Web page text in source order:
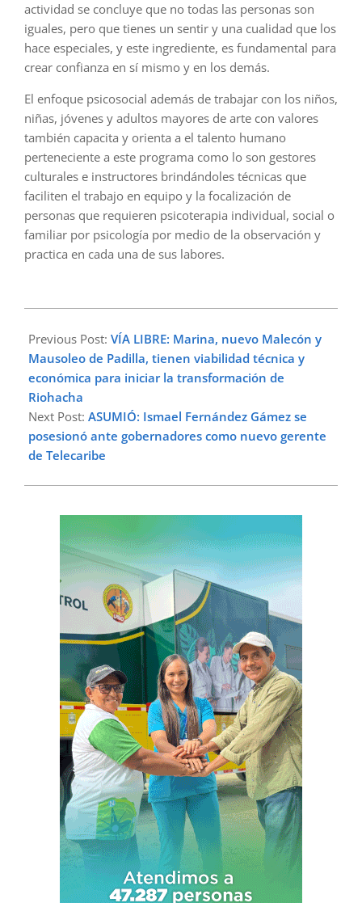
actividad se concluye que no todas las personas son
iguales, pero que tienes un sentir y una cualidad que los
hace especiales, y este ingrediente, es fundamental para
crear confianza en sí mismo y en los demás.
El enfoque psicosocial además de trabajar con los niños,
niñas, jóvenes y adultos mayores de arte con valores
también capacita y orienta a el talento humano
perteneciente a este programa como lo son gestores
culturales e instructores brindándoles técnicas que
faciliten el trabajo en equipo y la focalización de
personas que requieren psicoterapia individual, social o
familiar por psicología por medio de la observación y
practica en cada una de sus labores.
06-
30
Previous Post: VÍA LIBRE: Marina, nuevo Malecón y
Mausoleo de Padilla, tienen viabilidad técnica y
económica para iniciar la transformación de
Riohacha
Next Post: ASUMIÓ: Ismael Fernández Gámez se
posesionó ante gobernadores como nuevo gerente
de Telecaribe